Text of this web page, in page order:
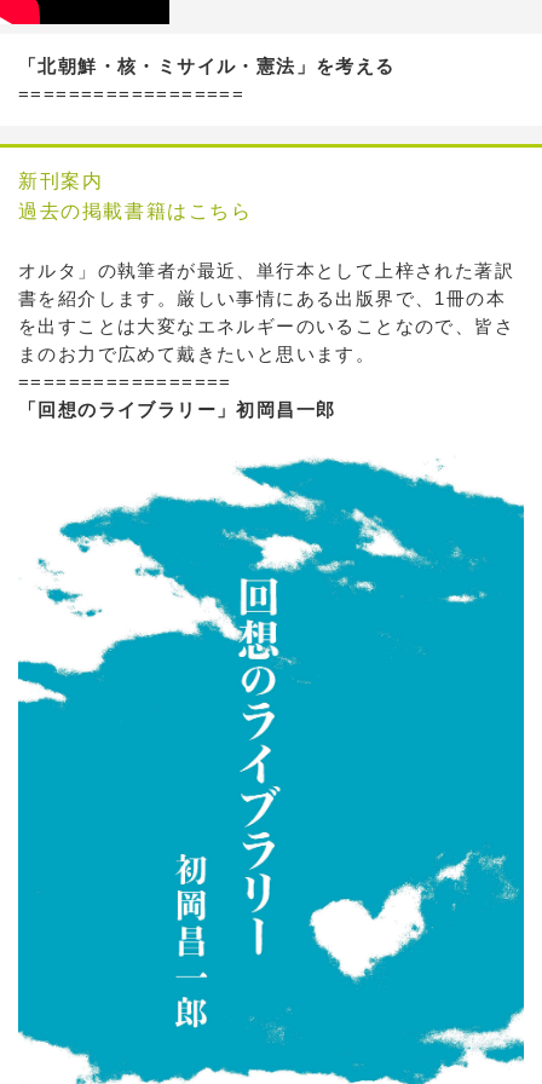
「北朝鮮・核・ミサイル・憲法」を考える
==================
新刊案内
過去の掲載書籍はこちら
オルタ」の執筆者が最近、単行本として上梓された著訳
書を紹介します。厳しい事情にある出版界で、1冊の本
を出すことは大変なエネルギーのいることなので、皆さ
まのお力で広めて戴きたいと思います。
=================
「回想のライブラリー」初岡昌一郎